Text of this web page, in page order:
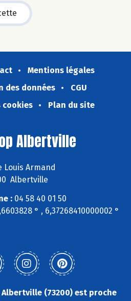
Mentions légales
des données
CGU
cookies
Plan du site
Albertville
Louis Armand
Albertville
:04 58 40 01 50
° , 6,37268410000002 °
(73200) est proche